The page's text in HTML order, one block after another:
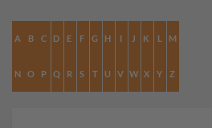
A B C D E F G H I J K L M
N O P Q R S T U V W X Y Z